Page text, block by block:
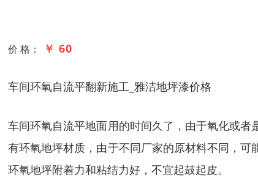
价 格： ￥ 60
车间环氧自流平翻新施工_雅洁地坪漆价格
车间环氧自流平地面用的时间久了，由于氧化或
有环氧地坪材质，由于不同厂家的原材料不同，
环氧地坪附着力和粘结力好，不宜起鼓起皮。